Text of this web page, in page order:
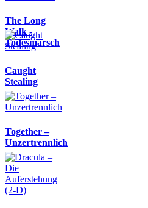
The Long
Walk -
Todesmarsch
Caught
Stealing
Together –
Unzertrennlich